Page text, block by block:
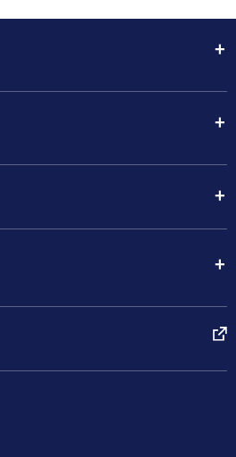
+
+
+
+